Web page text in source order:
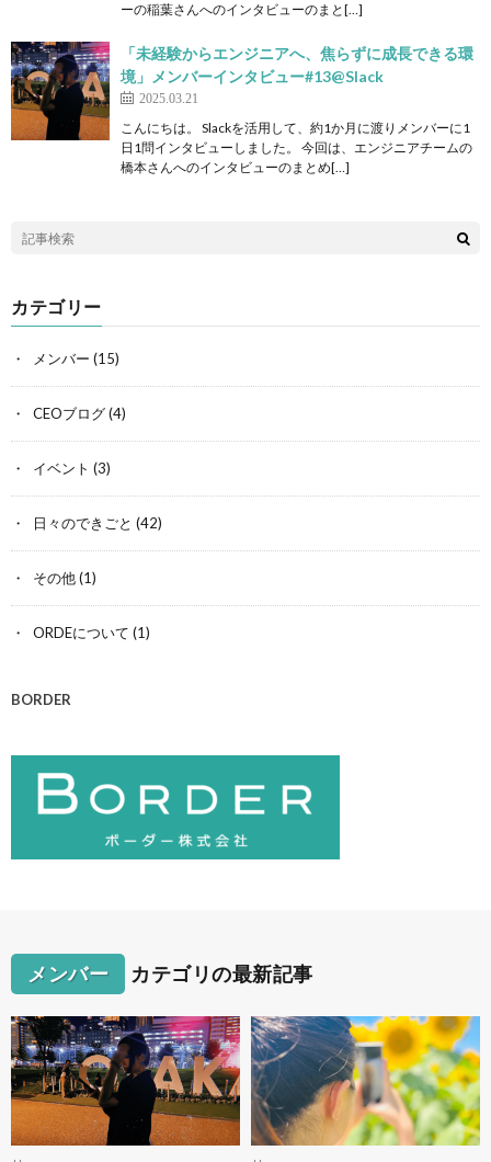
ーの稲葉さんへのインタビューのまと[…]
「未経験からエンジニアへ、焦らずに成長できる環
境」メンバーインタビュー#13@Slack
2025.03.21
こんにちは。 Slackを活用して、約1か月に渡りメンバーに1
日1問インタビューしました。 今回は、エンジニアチームの
橋本さんへのインタビューのまとめ[…]
カテゴリー
メンバー (15)
CEOブログ(4)
イベント (3)
日々のできごと (42)
その他(1)
ORDEについて (1)
BORDER
メンバー カテゴリの最新記事